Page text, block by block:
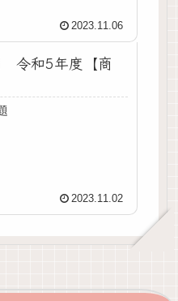
2023.11.06
和5年度【商
2023.11.02